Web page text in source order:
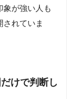
象が強い人も
れていま
けで判断し